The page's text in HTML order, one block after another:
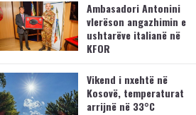
Ambasadori Antonini
vlerëson angazhimin e
ushtarëve italianë në
KFOR
Vikend i nxehtë në
Kosovë, temperaturat
arrijnë në 33°C